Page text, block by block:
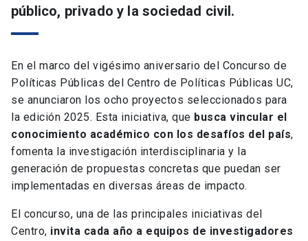
público, privado y la sociedad civil.
En el marco del vigésimo aniversario del Concurso de
Políticas Públicas del Centro de Políticas Públicas UC,
se anunciaron los ocho proyectos seleccionados para
la edición 2025. Esta iniciativa, que busca vincular el
conocimiento académico con los desafíos del país,
fomenta la investigación interdisciplinaria y la
generación de propuestas concretas que puedan ser
implementadas en diversas áreas de impacto.
El concurso, una de las principales iniciativas del
Centro, invita cada año a equipos de investigadores